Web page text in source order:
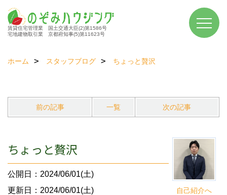
賃貸住宅管理業 国土交通大臣(2)第1586号
宅地建物取引業 京都府知事(5)第11623号
ホーム スタッフブログ ちょっと贅沢
前の記事 一覧 次の記事
自己紹介へ
ちょっと贅沢
公開日：2024/06/01(土)
更新日：2024/06/01(土)